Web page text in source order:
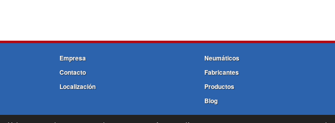
Empresa
Contacto
Localización
Neumáticos
Fabricantes
Productos
Blog